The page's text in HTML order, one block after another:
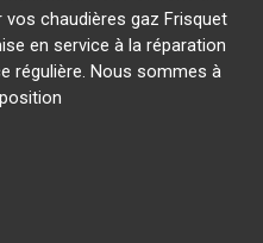
chaudières gaz Frisquet
en service à la réparation
régulière. Nous sommes à